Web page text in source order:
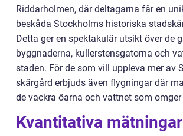
Riddarholmen, där deltagarna får en
beskåda Stockholms historiska
Detta ger en spektakulär utsikt över de
byggnaderna, kullerstensgatorna och
staden. För de som vill uppleva mer av
skärgård erbjuds även flygningar där
de vackra öarna och vattnet som omger
Kvantitativa